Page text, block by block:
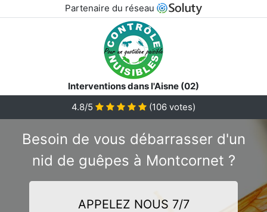
Partenaire du réseau
Interventions dans l'Aisne (02)
4.8/5 (106 votes)
Besoin de vous débarrasser d'un
nid de guêpes à Montcornet ?
APPELEZ NOUS 7/7